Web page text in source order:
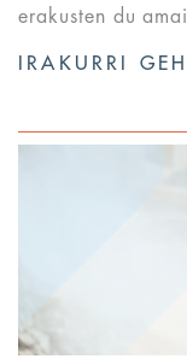
erakusten du
IRAKURRI